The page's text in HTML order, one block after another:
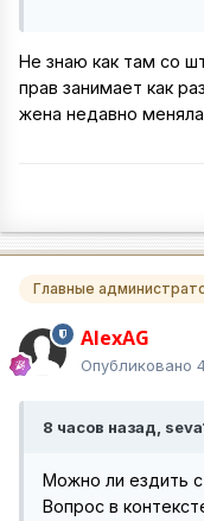
Не знаю как там со
прав занимает как
жена недавно
Главные
AlexAG
Опубликовано
8 часов назад,
Можно ли ездить с
Вопрос в